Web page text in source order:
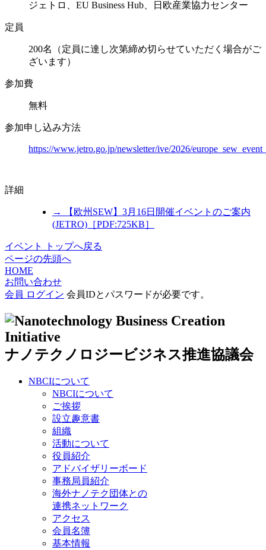
ジェトロ、EU Business Hub、日欧産業協力センター
定員
200名（定員に達し次第締め切らせていただく場合がご
ざいます）
参加費
無料
参加申し込み方法
https://www.jetro.go.jp/newsletter/ive/2026/
詳細
→ 【欧州SEW】3月16日開催イベントのご案内
(JETRO)［PDF:725KB］
イベント トップへ戻る
ページの先頭へ
HOME
お問い合わせ
会員 ログイン 会員IDとパスワードが必要です。
ナノテクノロジービジネス推進協議会
NBCIについて
NBCIについて
ご挨拶
設立趣意書
組織
活動について
役員紹介
アドバイザリーボード
事務局員紹介
海外ナノテク団体との
連携ネットワーク
アクセス
会員名簿
基本情報